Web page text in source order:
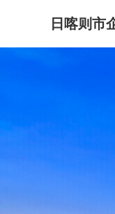
日喀则市